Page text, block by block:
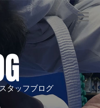
タッフブログ